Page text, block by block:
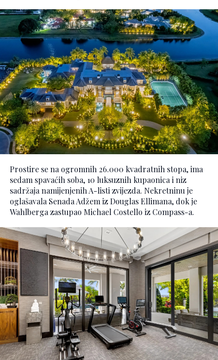
Prostire se na ogromnih 26.000 kvadratnih stopa, ima
sedam spavaćih soba, 10 luksuznih kupaonica i niz
sadržaja namijenjenih A-listi zvijezda. Nekretninu je
oglašavala Senada Adžem iz Douglas Ellimana, dok je
Wahlberga zastupao Michael Costello iz Compass-a.